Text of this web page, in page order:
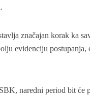
značajan korak ka
evidenciju
naredni period bit će